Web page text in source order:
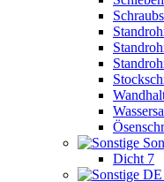
Dicht 7